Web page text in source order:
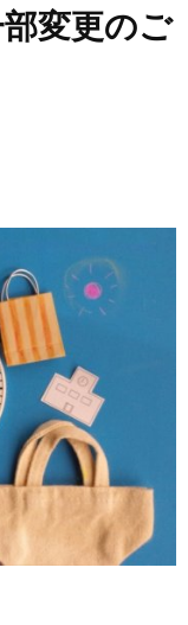
変更のご